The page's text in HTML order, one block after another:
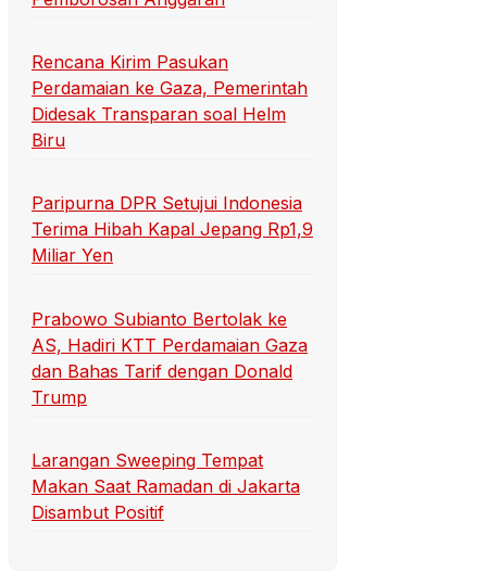
Rencana Kirim Pasukan
Perdamaian ke Gaza, Pemerintah
Didesak Transparan soal Helm
Biru
Paripurna DPR Setujui Indonesia
Terima Hibah Kapal Jepang Rp1,9
Miliar Yen
Prabowo Subianto Bertolak ke
AS, Hadiri KTT Perdamaian Gaza
dan Bahas Tarif dengan Donald
Trump
Larangan Sweeping Tempat
Makan Saat Ramadan di Jakarta
Disambut Positif